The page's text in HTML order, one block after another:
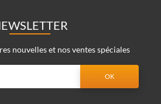
nouvelles et nos ventes spéciales